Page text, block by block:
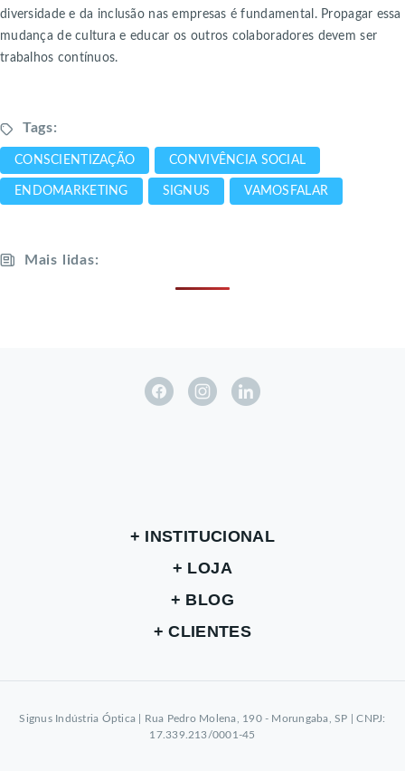
diversidade e da inclusão nas empresas é fundamental. Propagar essa
mudança de cultura e educar os outros colaboradores devem ser
trabalhos contínuos.
Tags:
CONSCIENTIZAÇÃO CONVIVÊNCIA SOCIAL
ENDOMARKETING SIGNUS VAMOSFALAR
Mais lidas:
INSTITUCIONAL
LOJA
BLOG
CLIENTES
Signus Indústria Óptica | Rua Pedro Molena, 190 - Morungaba, SP | CNPJ:
17.339.213/0001-45